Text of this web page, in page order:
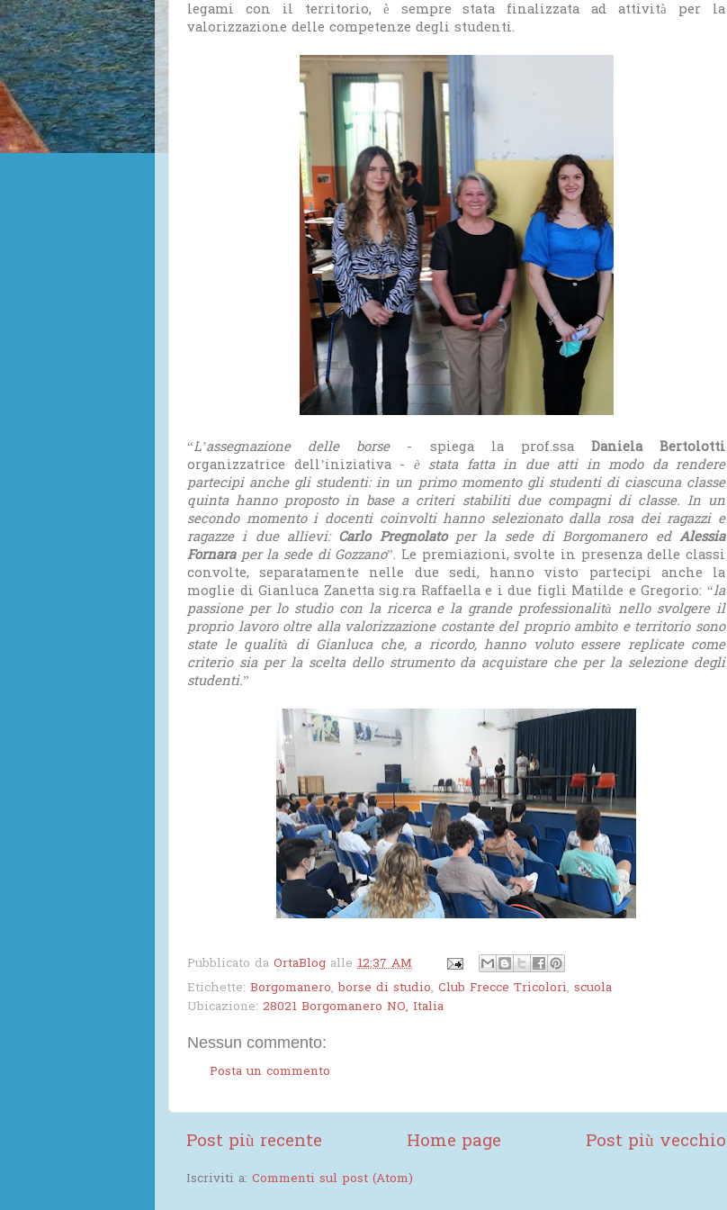
legami con il territorio, è sempre stata finalizzata ad attività per la
valorizzazione delle competenze degli studenti.
“L’assegnazione delle borse - spiega la prof.ssa Daniela Bertolotti
organizzatrice dell’iniziativa - è stata fatta in due atti in modo da rendere
partecipi anche gli studenti: in un primo momento gli studenti di ciascuna classe
quinta hanno proposto in base a criteri stabiliti due compagni di classe. In un
secondo momento i docenti coinvolti hanno selezionato dalla rosa dei ragazzi e
ragazze i due allievi: Carlo Pregnolatoper la sede di Borgomanero edAlessia
Fornara per la sede di Gozzano”. Le premiazioni, svolte in presenza delle classi
convolte, separatamente nelle due sedi, hanno visto partecipi anche la
moglie di Gianluca Zanetta sig.ra Raffaella e i due figli Matilde e Gregorio: “la
passione per lo studio con la ricerca e la grande professionalità nello svolgere il
proprio lavoro oltre alla valorizzazione costante del proprio ambito e territorio sono
state le qualità di Gianluca che, a ricordo, hanno voluto essere replicate come
criterio sia per la scelta dello strumento da acquistare che per la selezione degli
studenti.”
Pubblicato da OrtaBlog alle 12:37 AM
Etichette: Borgomanero,borse di studio, Club Frecce Tricolori, scuola
Ubicazione: 28021 Borgomanero NO, Italia
Nessun commento:
Posta un commento
Post più recente Post più vecchio
Home page
Iscriviti a: Commenti sul post (Atom)